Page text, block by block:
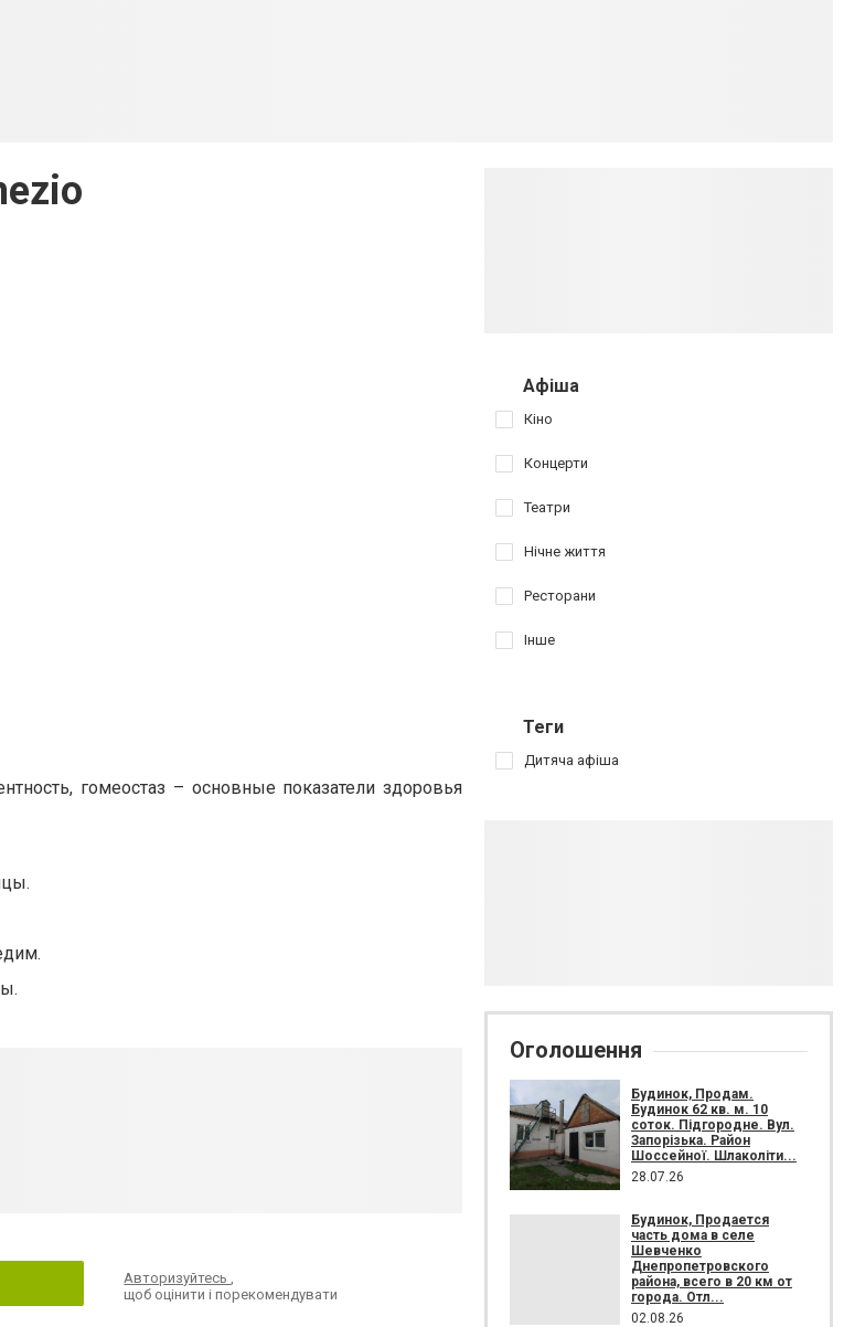
гомеостаз – основные показатели здоровья
Авторизуйтесь,
щоб оцінити і порекомендувати
Афіша
Кіно
Концерти
Театри
Нічне життя
Ресторани
Інше
Теги
Дитяча афіша
Оголошення
Будинок, Продам.
Будинок 62 кв. м. 10
соток. Підгородне. Вул.
Запорізька. Район
Шоссейної. Шлаколіти...
28.07.26
Будинок, Продается
часть дома в селе
Шевченко
Днепропетровского
района, всего в 20 км от
города. Отл...
02.08.26